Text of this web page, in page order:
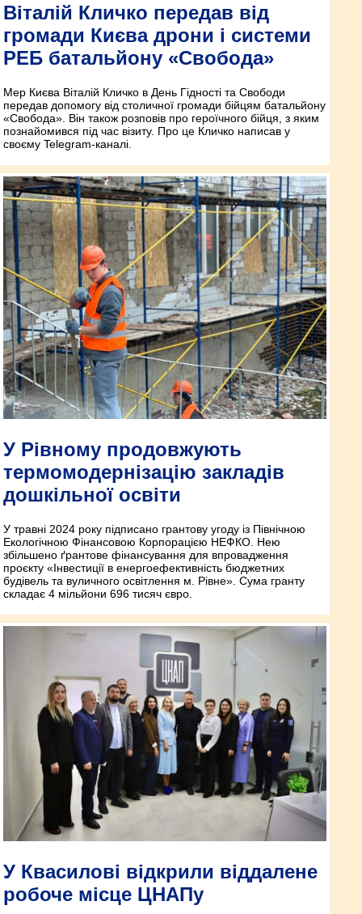
Віталій Кличко передав від
громади Києва дрони і системи
РЕБ батальйону «Свобода»
Мер Києва Віталій Кличко в День Гідності та Свободи
передав допомогу від столичної громади бійцям батальйону
«Свобода». Він також розповів про героїчного бійця, з яким
познайомився під час візиту. Про це Кличко написав у
своєму Telegram-каналі.
У Рівному продовжують
термомодернізацію закладів
дошкільної освіти
У травні 2024 року підписано грантову угоду із Північною
Екологічною Фінансовою Корпорацією НЕФКО. Нею
збільшено ґрантове фінансування для впровадження
проєкту «Інвестиції в енергоефективність бюджетних
будівель та вуличного освітлення м. Рівне». Сума гранту
складає 4 мільйони 696 тисяч євро.
У Квасилові відкрили віддалене
робоче місце ЦНАПу